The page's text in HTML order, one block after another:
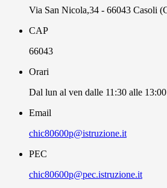
Via San Nicola,34 - 66043 Casoli
CAP
66043
Orari
Dal lun al ven dalle 11:30 alle
Email
chic80600p@istruzione.it
PEC
chic80600p@pec.istruzione.it